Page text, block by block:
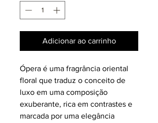
Adicionar ao carrinho
Ópera é uma fragrância oriental
floral que traduz o conceito de
luxo em uma composição
exuberante, rica em contrastes e
marcada por uma elegância